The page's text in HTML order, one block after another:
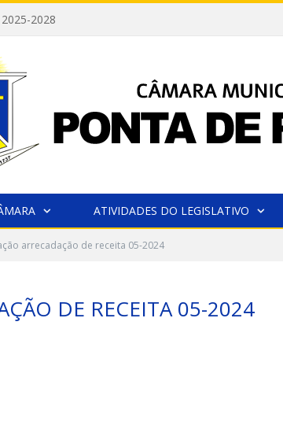
2025-2028
ATIVIDADES DO LEGISLATIVO
arrecadação de receita 05-2024
DE RECEITA 05-2024